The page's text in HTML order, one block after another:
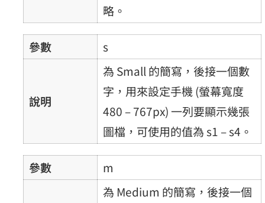
略。
參數 s
說明
為 Small 的簡寫，後接一個數
字，用來設定手機 (螢幕寬度
480 – 767px) 一列要顯示幾張
圖檔，可使用的值為 s1 – s4。
參數 m
為 Medium 的簡寫，後接一個